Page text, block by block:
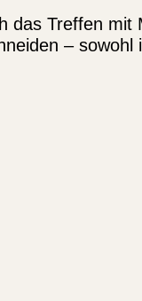
das Treffen
–